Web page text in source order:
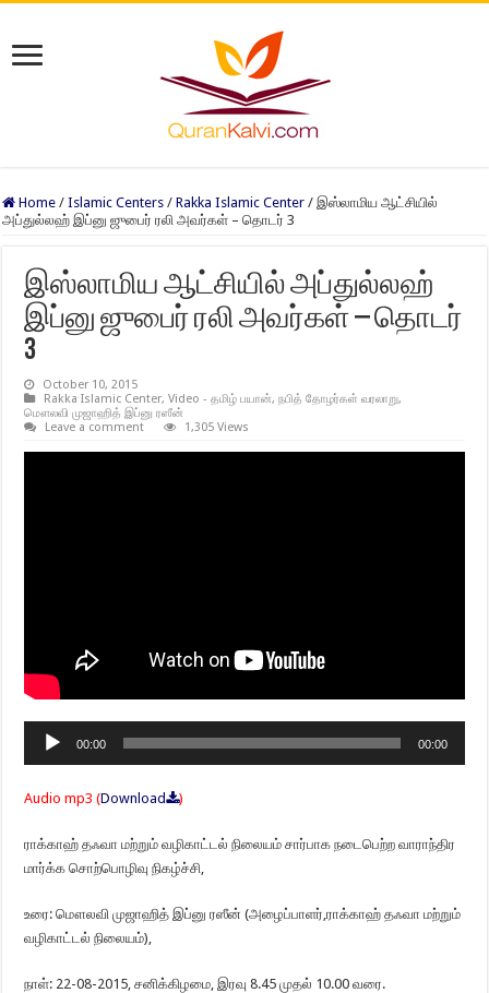
Home / Islamic Centers / Rakka Islamic Center / இஸ்லாமிய ஆட்சியில்
அப்துல்லஹ் இப்னு ஜுபைர் ரலி அவர்கள் – தொடர் 3
இஸ்லாமிய ஆட்சியில் அப்துல்லஹ்
இப்னு ஜுபைர் ரலி அவர்கள் – தொடர்
3
October 10, 2015
Rakka Islamic Center,Video - தமிழ் பயான்,நபித் தோழர்கள் வரலாறு,
மௌலவி முஜாஹித் இப்னு ரஸீன்
Leave a comment
1,305 Views
Audio
Player
00:00 00:00
Audio mp3 (Download )
ராக்காஹ் தஃவா மற்றும் வழிகாட்டல் நிலையம் சார்பாக நடைபெற்ற வாராந்திர
மார்க்க சொற்பொழிவு நிகழ்ச்சி,
உரை: மௌலவி முஜாஹித் இப்னு ரஸீன் (அழைப்பாளர்,ராக்காஹ் தஃவா மற்றும்
வழிகாட்டல் நிலையம்),
நாள்: 22-08-2015, சனிக்கிழமை, இரவு 8.45 முதல் 10.00 வரை.